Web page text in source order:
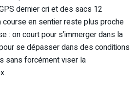
dernier cri et des sacs 12
course en sentier reste plus proche
: on court pour s’immerger dans la
se dépasser dans des conditions
sans forcément viser la